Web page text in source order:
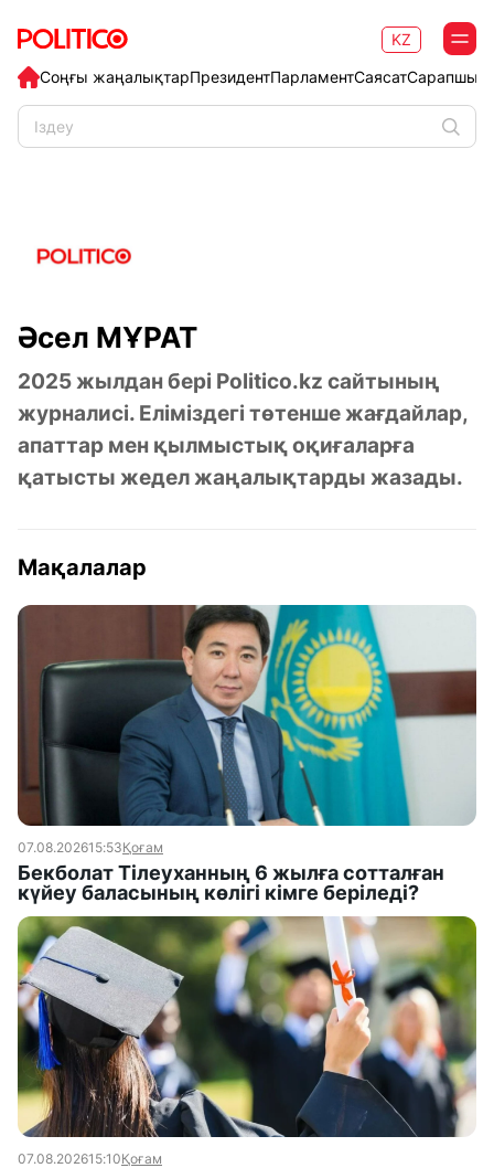
Соңғы жаңалықтарПрезидентПарламентСаясат
KZ
Әсел МҰРАТ
2025 жылдан бері Politico.kz сайтының
журналисі. Еліміздегі төтенше жағдайлар,
апаттар мен қылмыстық оқиғаларға
қатысты жедел жаңалықтарды жазады.
Мақалалар
07.08.202615:53Қоғам
Бекболат Тілеуханның 6 жылға сотталған
күйеу баласының көлігі кімге беріледі?
07.08.202615:10Қоғам